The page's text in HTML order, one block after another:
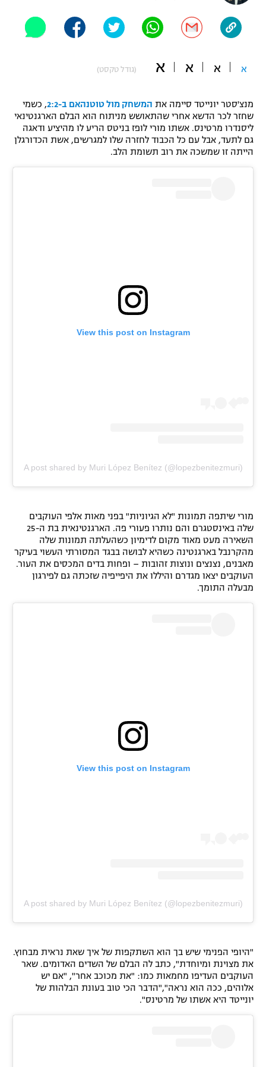
"מחצית בשכונה" – פודקאסט
תקנון עבור פעילות אלקטרה
תקנון עבור פעילות ספורט 1 – "מרלן"
גיימינג E-Sports
הצטרפות לחבילת הערוצים
לוח דרושים – ג'ובנט
אופניים
פוטבול אמריקאי NFL
בייסבול MLB
ספורט אתגרי ואקסטרים
א א א א (גודל טקסט)
מנצ'סטר יונייטד סיימה את המשחק מול טוטנהאם ב-2:2
, כשמי
שחזר לכר הדשא אחרי שהתאושש מניתוח הוא הבלם הארגנטינאי
ליסנדרו מרטינס. אשתו מורי לופז בניטס הריע לו מהיציע ודאגה
גם לתעד, אבל עם כל הכבוד לחזרה שלו למגרשים, אשת הכדורגלן
הייתה זו שמשכה את רוב תשומת הלב.
View this post on Instagram
A post shared by Muri López Benítez (@lopezbenitezmuri)
מורי שיתפה תמונות "לא הגיוניות" בפני מאות אלפי העוקבים
שלה באינסטגרם והם נותרו פעורי פה. הארגנטינאית בת ה-25
השאירה מעט מאוד מקום לדימיון כשהעלתה תמונות שלה
מהקרנבל בארגנטינה כשהיא לבושה בבגד המסורתי העשוי בעיקר
מאבנים, נצנצים ונוצות זהובות – ופחות בדים המכסים את העור.
העוקבים יצאו מגדרם והיללו את היפייפיה שזכתה גם לפירגון
מבעלה התומך.
View this post on Instagram
A post shared by Muri López Benítez (@lopezbenitezmuri)
"היופי הפנימי שיש בך הוא השתקפות של איך שאת נראית מבחוץ.
את מצוינת ומיוחדת", כתב לה הבלם של השדים האדומים. שאר
העוקבים העדיפו מחמאות כמו: "את מכוכב אחר", "אם יש
אלוהים, ככה הוא נראה","הדבר הכי טוב בעונת הבלהות של
יונייטד היא אשתו של מרטינס".